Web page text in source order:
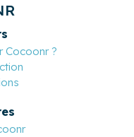
Cocoonr ?